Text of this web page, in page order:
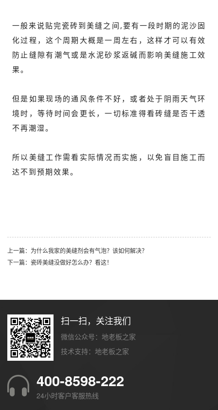
一般来说贴完瓷砖到美缝之间,要有一段时期的泥沙固
化过程，这个周期大概是一周左右，这样才可以有效
防止缝隙有潮气或是水泥砂浆返碱而影响美缝施工效
果。
但是如果现场的通风条件不好，或者处于阴雨天气环
境时，等待时间会更长，一切标准得看砖缝是否干透
不再潮湿。
所以美缝工作需看实际情况而实施，以免盲目施工而
达不到预期效果。
上一篇：为什么我家的美缝剂会有气泡？该如何解决？
下一篇：瓷砖美缝没做好怎么办？看这！
扫一扫，关注我们
微信公众号：地老板之家
技术支持： 地老板之家
400-8598-222
24小时客户客服热线